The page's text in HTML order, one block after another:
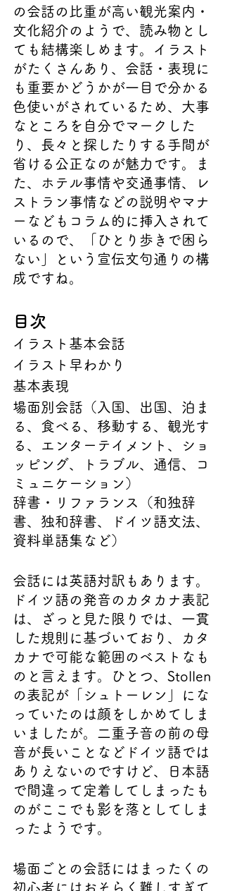
の会話の比重が高い観光案内・
文化紹介のようで、読み物とし
ても結構楽しめます。イラスト
がたくさんあり、会話・表現に
も重要かどうかが一目で分かる
色使いがされているため、大事
なところを自分でマークした
り、長々と探したりする手間が
省ける公正なのが魅力です。ま
た、ホテル事情や交通事情、レ
ストラン事情などの説明やマナ
ーなどもコラム的に挿入されて
いるので、「ひとり歩きで困ら
ない」という宣伝文句通りの構
成ですね。
目次
イラスト基本会話
イラスト早わかり
基本表現
場面別会話（入国、出国、泊ま
る、食べる、移動する、観光す
る、エンターテイメント、ショ
ッピング、トラブル、通信、コ
ミュニケーション）
辞書・リファランス（和独辞
書、独和辞書、ドイツ語文法、
資料単語集など）
会話には英語対訳もあります。
ドイツ語の発音のカタカナ表記
は、ざっと見た限りでは、一貫
した規則に基づいており、カタ
カナで可能な範囲のベストなも
のと言えます。ひとつ、Stollen
の表記が「シュトーレン」にな
っていたのは顔をしかめてしま
いましたが。二重子音の前の母
音が長いことなどドイツ語では
ありえないのですけど、日本語
で間違って定着してしまったも
のがここでも影を落としてしま
ったようです。
場面ごとの会話にはまったくの
初心者にはおそらく難しすぎて